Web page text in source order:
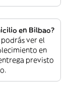
en Bilbao?
ver el
en
previsto